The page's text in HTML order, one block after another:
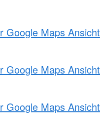
Google Maps Ansicht
Google Maps Ansicht
Google Maps Ansicht